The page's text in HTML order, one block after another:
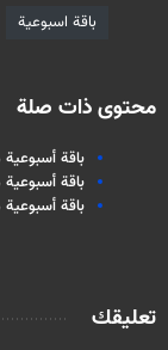
باقة اسبوعية
محتوى ذات صلة
باقة أسبوعية
باقة أسبوعية
باقة أسبوعية
تعليقك